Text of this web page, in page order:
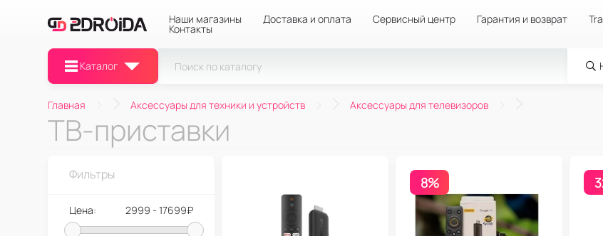
Наши магазины Доставка и оплата Сервисный центр Гарантия и возврат
Контакты
Каталог
Главная Аксессуары для техники и устройств Аксессуары для телевизоров
ТВ-приставки
8%
Фильтры
Цена: 2999 - 17699₽